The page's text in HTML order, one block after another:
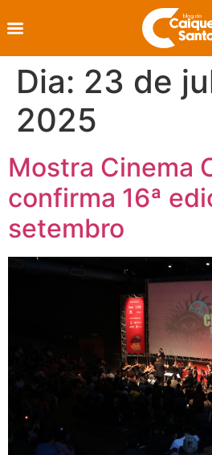
Dia: 23 de
2025
Mostra Cinema
confirma 16ª
setembro